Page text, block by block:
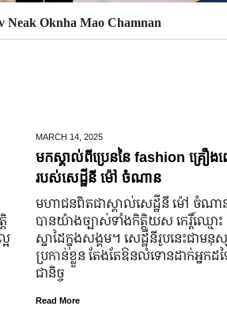
Oknha Mao Chamnan
អ
MARCH 14, 2025
មកស្គាល់ពីប្រេននៃ​ fashion គ្រឿងព
របស់សេដ្ឋីនី ម៉ៅ ចំណាន
មហាជន​ពិតជា​ស្គាល់​សេដ្ឋី​នី ម៉ៅ ចំណា
បាន​យ៉ាង​ច្បាស់​ទាំង​កិត្តិយស កេរ្តិ៍ឈ្មោ
ស្នាដៃ​ក្នុង​សង្គម។ សេដ្ឋី​នី​រូប​នេះ​ជា​មនុ
ប្រកាន់​ខ្លួន តែងតែ​ឱនលំទោន​ដាក់​អ្នក​ដ
ជានិច្ច
Read More